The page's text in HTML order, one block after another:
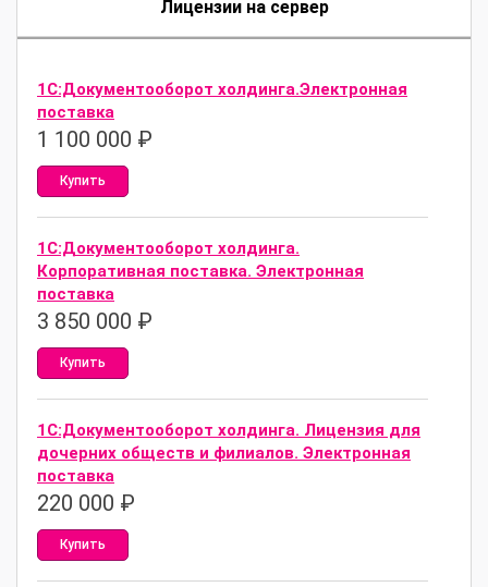
Лицензии на сервер
1С:Документооборот холдинга.Электронная
поставка
1 100 000 ₽
Купить
1С:Документооборот холдинга.
Корпоративная поставка. Электронная
поставка
3 850 000 ₽
Купить
1С:Документооборот холдинга. Лицензия для
дочерних обществ и филиалов. Электронная
поставка
220 000 ₽
Купить